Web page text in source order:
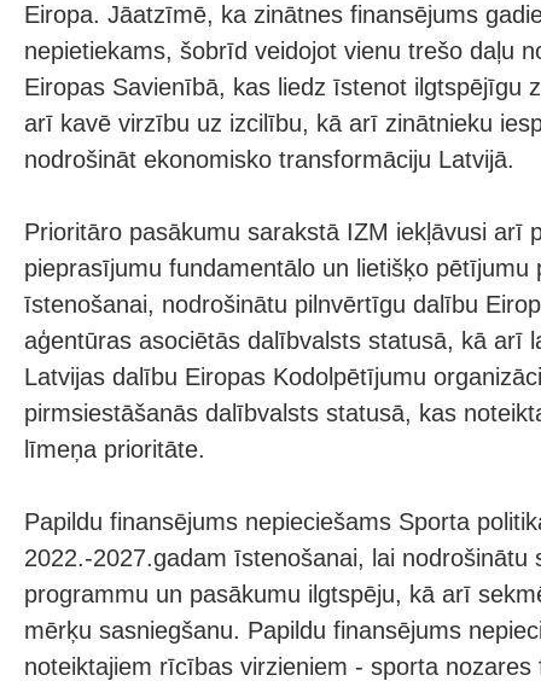
Eiropa. Jāatzīmē, ka zinātnes finansējums
nepietiekams, šobrīd veidojot vienu trešo daļu
Eiropas Savienībā, kas liedz īstenot ilgtspējīgu
arī kavē virzību uz izcilību, kā arī zinātnieku
nodrošināt ekonomisko transformāciju Latvijā.
Prioritāro pasākumu sarakstā IZM iekļāvusi arī
pieprasījumu fundamentālo un lietišķo pētījumu
īstenošanai, nodrošinātu pilnvērtīgu dalību
aģentūras asociētās dalībvalsts statusā, kā arī
Latvijas dalību Eiropas Kodolpētījumu
pirmsiestāšanās dalībvalsts statusā, kas
līmeņa prioritāte.
Papildu finansējums nepieciešams Sporta
2022.-2027.gadam īstenošanai, lai nodrošinātu
programmu un pasākumu ilgtspēju, kā arī
mērķu sasniegšanu. Papildu finansējums
noteiktajiem rīcības virzieniem - sporta nozares